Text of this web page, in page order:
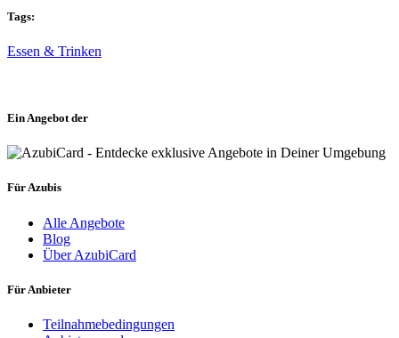
Tags:
Essen & Trinken
Ein Angebot der
Für Azubis
Alle Angebote
Blog
Über AzubiCard
Für Anbieter
Teilnahmebedingungen